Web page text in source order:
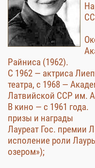
Райниса (1962).
С 1962 — актриса
театра, с 1968 —
Латвийской ССР им.
В кино — с 1961 года.
призы и награды
Лауреат Гос. премии
исполение роли
озером»);